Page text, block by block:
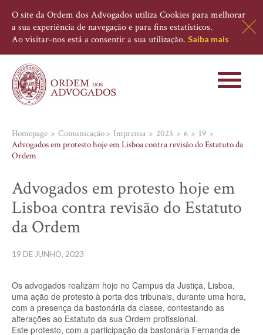
O site da Ordem dos Advogados utiliza Cookies para melhorar
a sua experiência de navegação e para fins estatísticos.
Ao visitar-nos está a consentir a sua utilização. Saiba mais
Toggle
Homepage Comunicação Imprensa 2023 6
19
Advogados em protesto hoje em Lisboa contra revisão do Estatuto da
Ordem
Advogados em protesto hoje em
Lisboa contra revisão do Estatuto
da Ordem
19 DE JUNHO, 2023
Os advogados realizam hoje no Campus da Justiça, Lisboa,
uma ação de protesto à porta dos tribunais, durante uma hora,
com a presença da bastonária da classe, contestando as
alterações ao Estatuto da sua Ordem profissional.
Este protesto, com a participação da bastonária Fernanda de